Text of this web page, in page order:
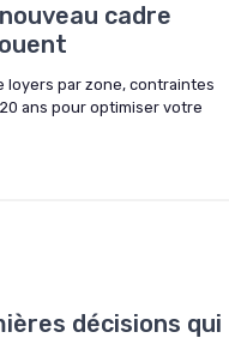
cadre
loyers par zone, contraintes
ans pour optimiser votre
décisions qui